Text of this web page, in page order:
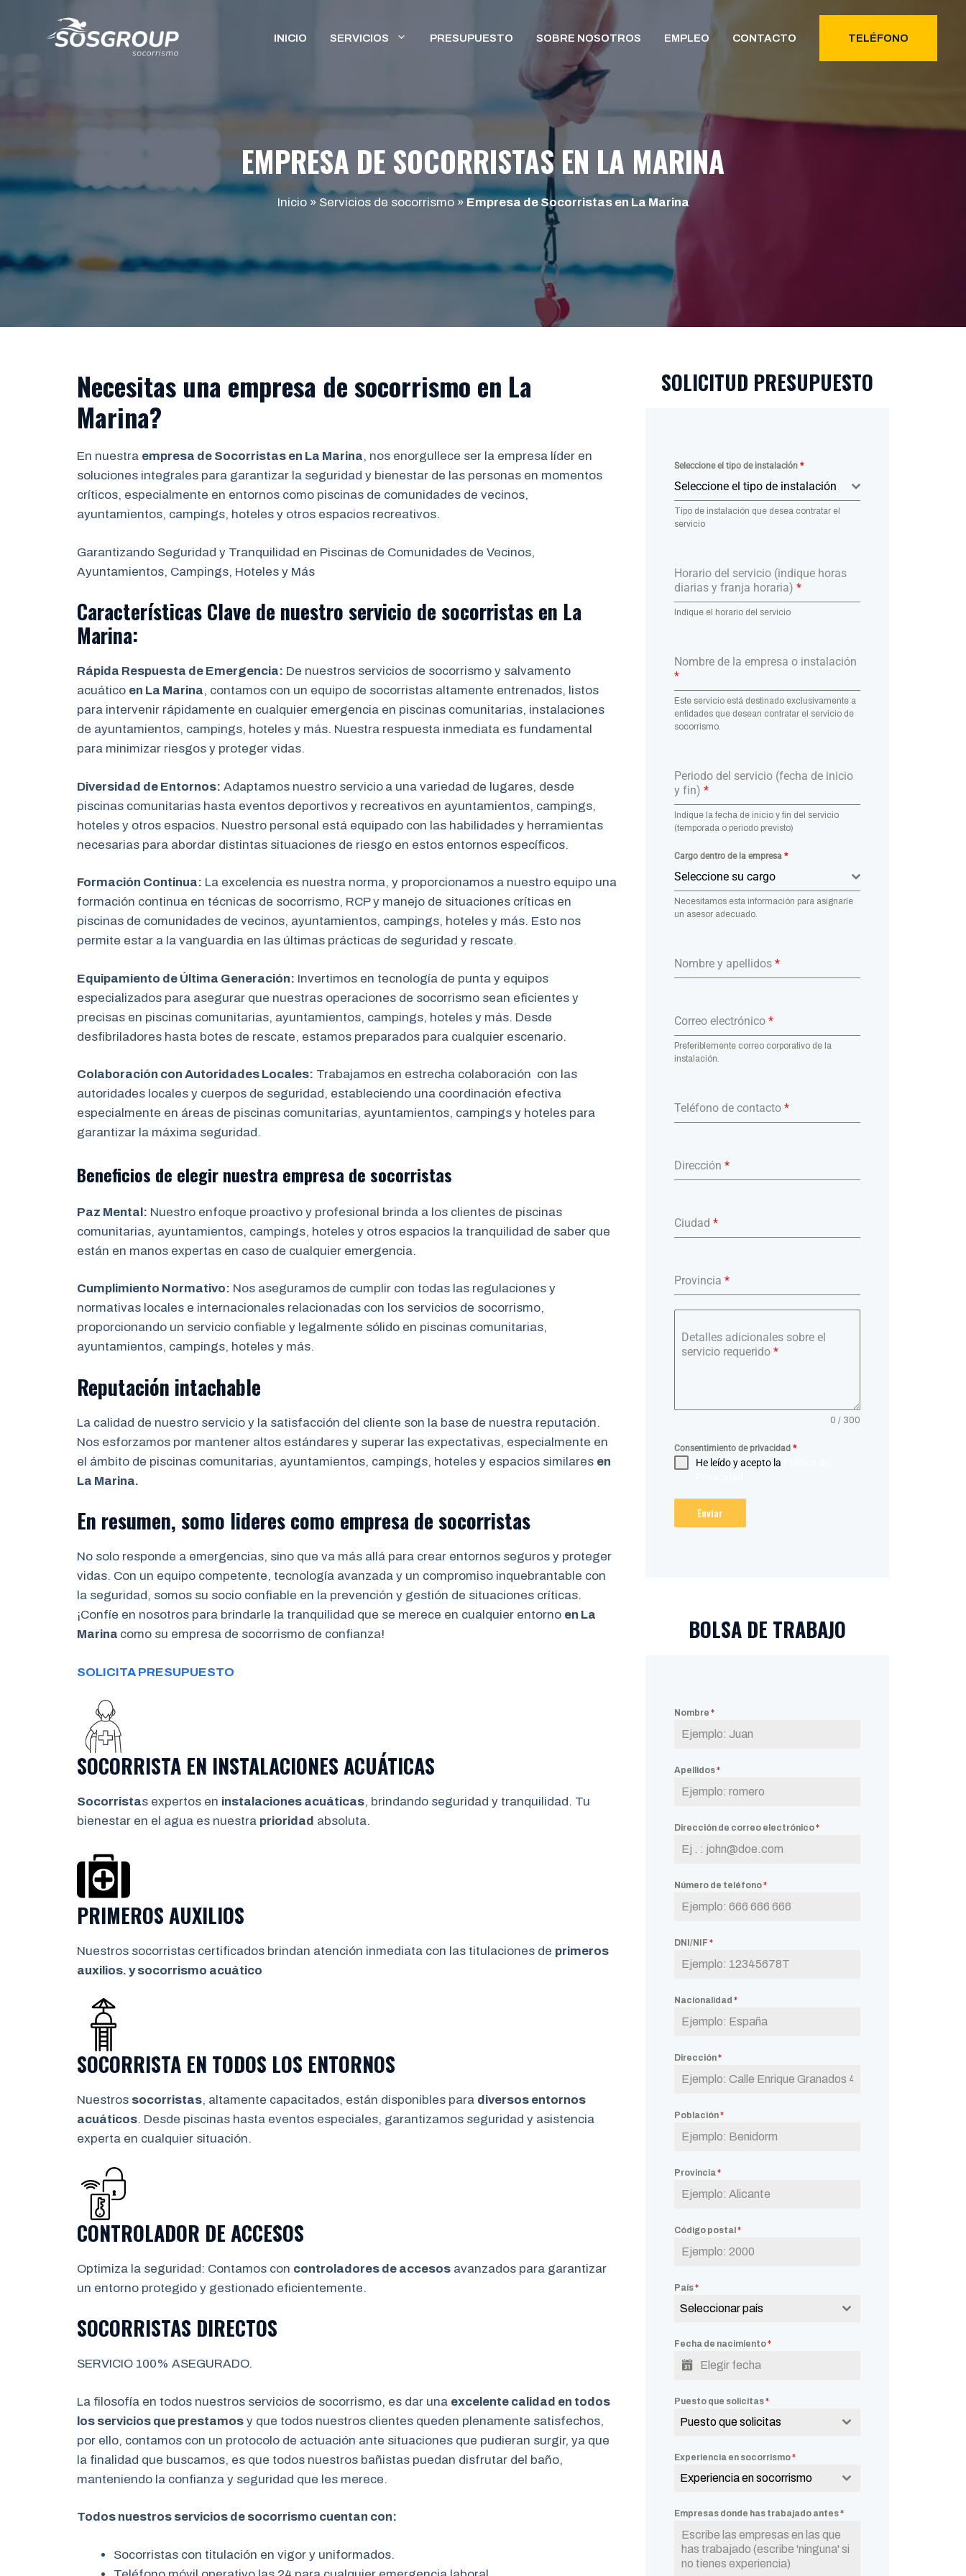
contenido
INICIO SERVICIOS PRESUPUESTO SOBRE NOSOTROS EMPLEO CONTACTO TELÉFONO
EMPRESA DE SOCORRISTAS EN LA MARINA
Inicio» Servicios de socorrismo»Empresa de Socorristas en La Marina
Necesitas una empresa desocorrismo en La
Marina?
En nuestra empresa de Socorristas en La Marina, nos enorgullece ser la empresa líder en
soluciones integrales para garantizar la seguridad y bienestar de las personas en momentos
críticos, especialmente en entornos como piscinas de comunidades de vecinos,
ayuntamientos, campings, hoteles y otros espacios recreativos.
Garantizando Seguridad y Tranquilidad en Piscinas de Comunidades de Vecinos,
Ayuntamientos, Campings, Hoteles y Más
Características Clave de nuestro servicio de socorristasen La
Marina:
Rápida Respuesta de Emergencia: De nuestros servicios de socorrismo y salvamento
acuático en La Marina, contamos con un equipo de socorristas altamente entrenados, listos
para intervenir rápidamente en cualquier emergencia en piscinas comunitarias, instalaciones
de ayuntamientos, campings, hoteles y más. Nuestra respuesta inmediata es fundamental
para minimizar riesgos y proteger vidas.
Diversidad de Entornos: Adaptamos nuestro servicio a una variedad de lugares, desde
piscinas comunitarias hasta eventos deportivos y recreativos en ayuntamientos, campings,
hoteles y otros espacios. Nuestro personal está equipado con las habilidades y herramientas
necesarias para abordar distintas situaciones de riesgo en estos entornos específicos.
Formación Continua: La excelencia es nuestra norma, y proporcionamos a nuestro equipo una
formación continua en técnicas de socorrismo, RCP y manejo de situaciones críticas en
piscinas de comunidades de vecinos, ayuntamientos, campings, hoteles y más. Esto nos
permite estar a la vanguardia en las últimas prácticas de seguridad y rescate.
Equipamiento de Última Generación: Invertimos en tecnología de punta y equipos
especializados para asegurar que nuestras operaciones de socorrismo sean eficientes y
precisas en piscinas comunitarias, ayuntamientos, campings, hoteles y más. Desde
desfibriladores hasta botes de rescate, estamos preparados para cualquier escenario.
Colaboración con Autoridades Locales: Trabajamos en estrecha colaboración con las
autoridades locales y cuerpos de seguridad, estableciendo una coordinación efectiva
especialmente en áreas de piscinas comunitarias, ayuntamientos, campings y hoteles para
garantizar la máxima seguridad.
Beneficios de elegir nuestra empresa de socorristas
Paz Mental: Nuestro enfoque proactivo y profesional brinda a los clientes de piscinas
comunitarias, ayuntamientos, campings, hoteles y otros espacios la tranquilidad de saber que
están en manos expertas en caso de cualquier emergencia.
Cumplimiento Normativo: Nos aseguramos de cumplir con todas las regulaciones y
normativas locales e internacionales relacionadas con los servicios de socorrismo,
proporcionando un servicio confiable y legalmente sólido en piscinas comunitarias,
ayuntamientos, campings, hoteles y más.
Reputación intachable
La calidad de nuestro servicio y la satisfacción del cliente son la base de nuestra reputación.
Nos esforzamos por mantener altos estándares y superar las expectativas, especialmente en
el ámbito de piscinas comunitarias, ayuntamientos, campings, hoteles y espacios similares en
La Marina.
En resumen, somo lideres como empresa de socorristas
No solo responde a emergencias, sino que va más allá para crear entornos seguros y proteger
vidas. Con un equipo competente, tecnología avanzada y un compromiso inquebrantable con
la seguridad, somos su socio confiable en la prevención y gestión de situaciones críticas.
¡Confíe en nosotros para brindarle la tranquilidad que se merece en cualquier entorno en La
Marina como su empresa de socorrismo de confianza!
SOLICITA PRESUPUESTO
SOCORRISTA EN INSTALACIONES ACUÁTICAS
Socorristas expertos en instalaciones acuáticas, brindando seguridad y tranquilidad. Tu
bienestar en el agua es nuestra prioridad absoluta.
PRIMEROS AUXILIOS
Nuestros socorristas certificados brindan atención inmediata con las titulaciones de primeros
auxilios. y socorrismo acuático
SOCORRISTA EN TODOS LOS ENTORNOS
Nuestros socorristas, altamente capacitados, están disponibles para diversos entornos
acuáticos. Desde piscinas hasta eventos especiales, garantizamos seguridad y asistencia
experta en cualquier situación.
CONTROLADOR DE ACCESOS
Optimiza la seguridad: Contamos con controladores de accesos avanzados para garantizar
un entorno protegido y gestionado eficientemente.
SOCORRISTAS DIRECTOS
SERVICIO 100% ASEGURADO.
La filosofía en todos nuestros servicios de socorrismo, es dar una excelente calidad en todos
los servicios que prestamos y que todos nuestros clientes queden plenamente satisfechos,
por ello, contamos con un protocolo de actuación ante situaciones que pudieran surgir, ya que
la finalidad que buscamos, es que todos nuestros bañistas puedan disfrutar del baño,
manteniendo la confianza y seguridad que les merece.
Todos nuestros servicios de socorrismo cuentan con:
Socorristas con titulación en vigor y uniformados.
SOLICITUD PRESUPUESTO
Seleccione el tipo de instalación *
Seleccione el tipo de instalación
Tipo de instalación que desea contratar el
servicio
Horario del servicio (indique horas
diarias y franja horaria) *
Indique el horario del servicio
Nombre de la empresa o instalación
*
Este servicio está destinado exclusivamente a
entidades que desean contratar el servicio de
socorrismo.
Periodo del servicio (fecha de inicio
y fin) *
Indique la fecha de inicio y fin del servicio
(temporada o periodo previsto)
Cargo dentro de la empresa *
Seleccione su cargo
Necesitamos esta información para asignarle
un asesor adecuado.
Nombre y apellidos *
Correo electrónico *
Preferiblemente correo corporativo de la
instalación.
Teléfono de contacto *
Dirección *
Ciudad *
Provincia *
Detalles adicionales sobre el
servicio requerido *
0 / 300
Consentimiento de privacidad *
He leído y acepto la
Enviar
BOLSA DE TRABAJO
Nombre *
Apellidos*
Dirección de correo electrónico*
Número de teléfono*
DNI/NIF *
Nacionalidad *
Dirección*
Población*
Provincia*
Código postal *
País*
Seleccionar país
Fecha de nacimiento*
Puesto que solicitas*
Puesto que solicitas
Experiencia en socorrismo*
Experiencia en socorrismo
Empresas donde has trabajado antes*